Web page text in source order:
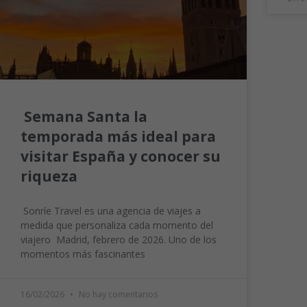
Semana Santa la
temporada más ideal para
visitar España y conocer su
riqueza
Sonríe Travel es una agencia de viajes a
medida que personaliza cada momento del
viajero Madrid, febrero de 2026. Uno de los
momentos más fascinantes
16/02/2026 No hay comentarios